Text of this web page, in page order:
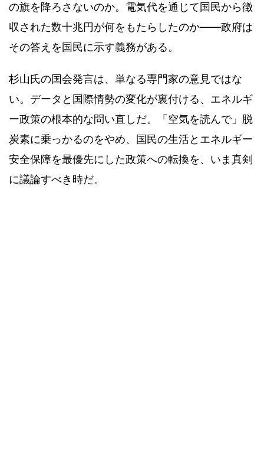
の旗を降ろさないのか。電気代を通じて国民から徴
収された数十兆円が何をもたらしたのか——政府は
その答えを国民に示す義務がある。
杉山氏の国会発言は、単なる専門家の意見ではな
い。データと国際情勢の変化が裏付ける、エネルギ
ー政策の根本的な問い直しだ。「空気を読んで」脱
炭素に乗っかるのをやめ、国民の生活とエネルギー
安全保障を最優先にした政策への転換を、いま真剣
に議論すべき時だ。